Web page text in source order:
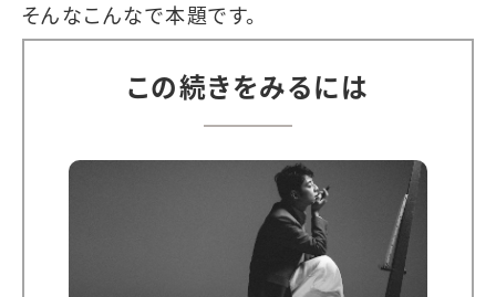
そんなこんなで本題です。
この続きをみるには